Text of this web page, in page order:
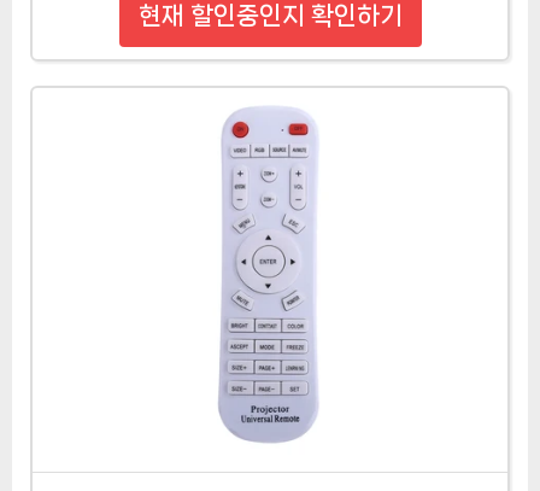
현재 할인중인지 확인하기